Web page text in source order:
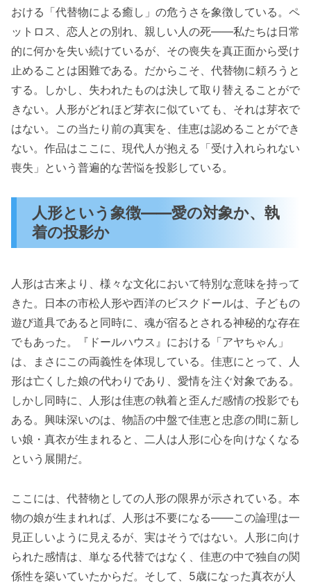
おける「代替物による癒し」の危うさを象徴している。ペ
ットロス、恋人との別れ、親しい人の死——私たちは日常
的に何かを失い続けているが、その喪失を真正面から受け
止めることは困難である。だからこそ、代替物に頼ろうと
する。しかし、失われたものは決して取り替えることがで
きない。人形がどれほど芽衣に似ていても、それは芽衣で
はない。この当たり前の真実を、佳恵は認めることができ
ない。作品はここに、現代人が抱える「受け入れられない
喪失」という普遍的な苦悩を投影している。
人形という象徴——愛の対象か、執
着の投影か
人形は古来より、様々な文化において特別な意味を持って
きた。日本の市松人形や西洋のビスクドールは、子どもの
遊び道具であると同時に、魂が宿るとされる神秘的な存在
でもあった。『ドールハウス』における「アヤちゃん」
は、まさにこの両義性を体現している。佳恵にとって、人
形は亡くした娘の代わりであり、愛情を注ぐ対象である。
しかし同時に、人形は佳恵の執着と歪んだ感情の投影でも
ある。興味深いのは、物語の中盤で佳恵と忠彦の間に新し
い娘・真衣が生まれると、二人は人形に心を向けなくなる
という展開だ。
ここには、代替物としての人形の限界が示されている。本
物の娘が生まれれば、人形は不要になる——この論理は一
見正しいように見えるが、実はそうではない。人形に向け
られた感情は、単なる代替ではなく、佳恵の中で独自の関
係性を築いていたからだ。そして、5歳になった真衣が人